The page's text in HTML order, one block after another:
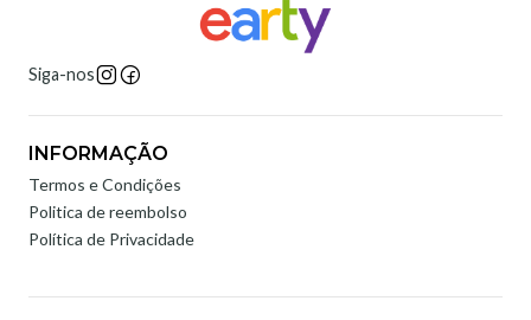
Siga-nos
INFORMAÇÃO
Termos e Condições
Politica de reembolso
Política de Privacidade